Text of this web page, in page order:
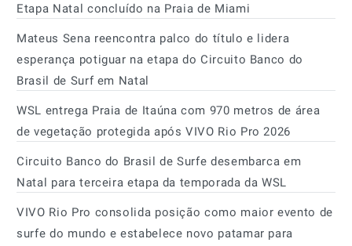
Etapa Natal concluído na Praia de Miami
Mateus Sena reencontra palco do título e lidera
esperança potiguar na etapa do Circuito Banco do
Brasil de Surf em Natal
WSL entrega Praia de Itaúna com 970 metros de área
de vegetação protegida após VIVO Rio Pro 2026
Circuito Banco do Brasil de Surfe desembarca em
Natal para terceira etapa da temporada da WSL
VIVO Rio Pro consolida posição como maior evento de
surfe do mundo e estabelece novo patamar para